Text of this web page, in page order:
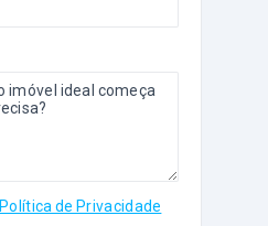
Política de Privacidade